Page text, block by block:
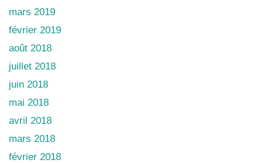
mars 2019
février 2019
août 2018
juillet 2018
juin 2018
mai 2018
avril 2018
mars 2018
février 2018